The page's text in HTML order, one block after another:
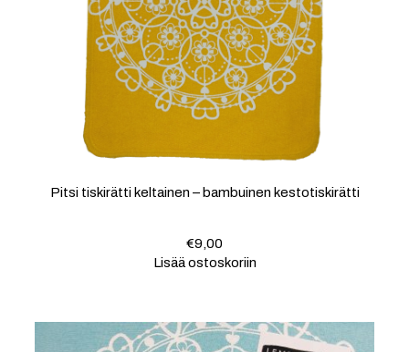
Pitsi tiskirätti keltainen – bambuinen kestotiskirätti
€9,00
Lisää ostoskoriin